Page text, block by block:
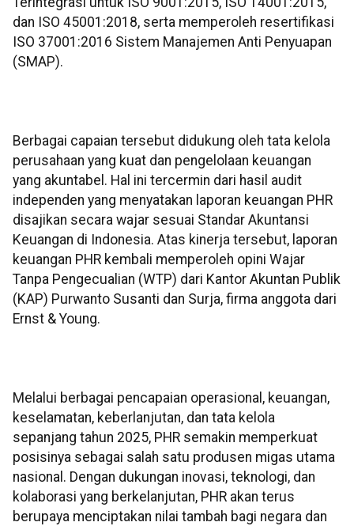
dan ISO 45001:2018, serta memperoleh resertifikasi
ISO 37001:2016 Sistem Manajemen Anti Penyuapan
(SMAP).
Berbagai capaian tersebut didukung oleh tata kelola
perusahaan yang kuat dan pengelolaan keuangan
yang akuntabel. Hal ini tercermin dari hasil audit
independen yang menyatakan laporan keuangan PHR
disajikan secara wajar sesuai Standar Akuntansi
Keuangan di Indonesia. Atas kinerja tersebut, laporan
keuangan PHR kembali memperoleh opini Wajar
Tanpa Pengecualian (WTP) dari Kantor Akuntan Publik
(KAP) Purwanto Susanti dan Surja, firma anggota dari
Ernst & Young.
Melalui berbagai pencapaian operasional, keuangan,
keselamatan, keberlanjutan, dan tata kelola
sepanjang tahun 2025, PHR semakin memperkuat
posisinya sebagai salah satu produsen migas utama
nasional. Dengan dukungan inovasi, teknologi, dan
kolaborasi yang berkelanjutan, PHR akan terus
berupaya menciptakan nilai tambah bagi negara dan